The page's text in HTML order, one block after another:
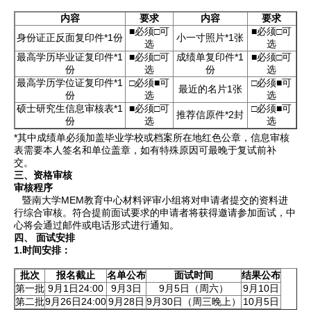
内容 要求 内容
要求
身份证正反面复印件*1份
■必须□可
选
小一寸照片*1张
■必须□可
选
最高学历毕业证复印件*1
份
■必须□可
选
成绩单复印件*1
份
■必须□可
选
最高学历学位证复印件*1
份
□必须■可
选
最近的名片1张
□必须■可
选
硕士研究生信息审核表*1
份
■必须□可
选
推荐信原件*2封
□必须■可
选
*其中成绩单必须加盖毕业学校或档案所在地红色公章，信息审核
表需要本人签名和单位盖章，如有特殊原因可最晚于复试前补
交。
三、资格审核
审核程序
暨南大学MEM教育中心材料评审小组将对申请者提交的资料进
行综合审核。符合提前面试要求的申请者将获得邀请参加面试，中
心将会通过邮件或电话形式进行通知。
四、 面试安排
1.时间安排：
批次 报名截止 名单公布 面试时间
结果公布
第一批 9月1日24:00 9月3日 9月5日（周六）
9月10日
第二批9月26日24:00 9月28日 9月30日（周三晚上） 10月5日